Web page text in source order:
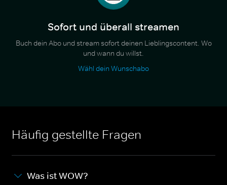
Sofort und überall streamen
Buch dein Abo und stream sofort deinen Lieblingscontent. Wo
und wann du willst.
Wähl dein Wunschabo
Häufig gestellte Fragen
Was ist WOW?